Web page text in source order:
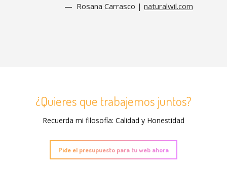
Rosana Carrasco | naturalwil.com
¿Quieres que trabajemos juntos?
Recuerda mi filosofía: Calidad y Honestidad
Pide el presupuesto para tu web ahora